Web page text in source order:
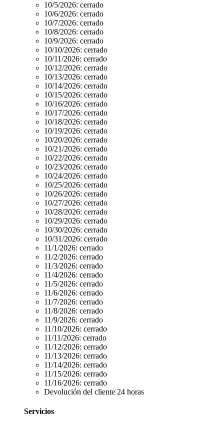
10/5/2026: cerrado
10/6/2026: cerrado
10/7/2026: cerrado
10/8/2026: cerrado
10/9/2026: cerrado
10/10/2026: cerrado
10/11/2026: cerrado
10/12/2026: cerrado
10/13/2026: cerrado
10/14/2026: cerrado
10/15/2026: cerrado
10/16/2026: cerrado
10/17/2026: cerrado
10/18/2026: cerrado
10/19/2026: cerrado
10/20/2026: cerrado
10/21/2026: cerrado
10/22/2026: cerrado
10/23/2026: cerrado
10/24/2026: cerrado
10/25/2026: cerrado
10/26/2026: cerrado
10/27/2026: cerrado
10/28/2026: cerrado
10/29/2026: cerrado
10/30/2026: cerrado
10/31/2026: cerrado
11/1/2026: cerrado
11/2/2026: cerrado
11/3/2026: cerrado
11/4/2026: cerrado
11/5/2026: cerrado
11/6/2026: cerrado
11/7/2026: cerrado
11/8/2026: cerrado
11/9/2026: cerrado
11/10/2026: cerrado
11/11/2026: cerrado
11/12/2026: cerrado
11/13/2026: cerrado
11/14/2026: cerrado
11/15/2026: cerrado
11/16/2026: cerrado
Devolución del cliente 24 horas
Servicios